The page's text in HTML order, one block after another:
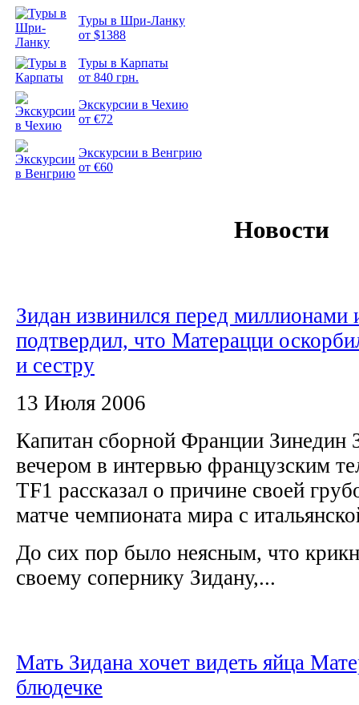
Туры в Шри-Ланку
от $1388
Туры в Карпаты
от 840 грн.
Экскурсии в Чехию
от €72
Экскурсии в Венгрию
от €60
Новости
Зидан извинился перед миллионами
подтвердил, что Матерацци
и сестру
13 Июля 2006
Капитан сборной Франции Зинедин
вечером в интервью французским
TF1 рассказал о причине своей
матче чемпионата мира с
До сих пор было неясным, что
своему сопернику Зидану,...
Мать Зидана хочет видеть яйца
блюдечке